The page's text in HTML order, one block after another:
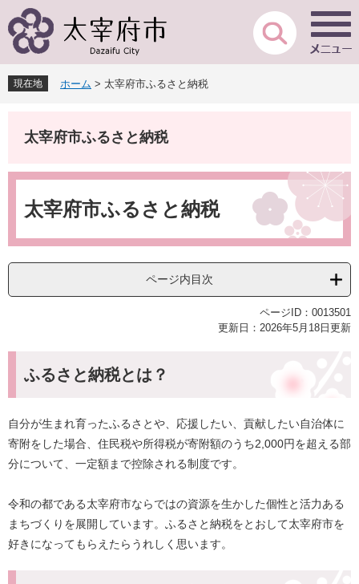
ー
先
頭
ニ
を
飛
現在地 ホーム > 太宰府市ふるさと納税
太宰府市ふるさと納税
本
太宰府市ふるさと納税
ページ内目次
ページID：0013501
更新日：2026年5月18日更新
ふるさと納税とは？
自分が生まれ育ったふるさとや、応援したい、貢献したい自治体に
寄附をした場合、住民税や所得税が寄附額のうち2,000円を超える部
分について、一定額まで控除される制度です。
令和の都である太宰府市ならではの資源を生かした個性と活力ある
まちづくりを展開しています。ふるさと納税をとおして太宰府市を
好きになってもらえたらうれしく思います。